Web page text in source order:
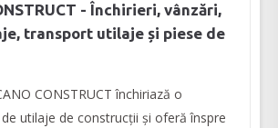
- Închirieri, vânzări,
transport utilaje și piese de
CONSTRUCT închiriază o
utilaje de construcţii și oferă înspre